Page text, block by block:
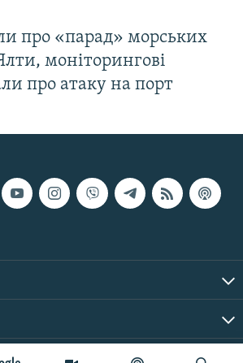
про «парад» морських
моніторингові
про атаку на порт